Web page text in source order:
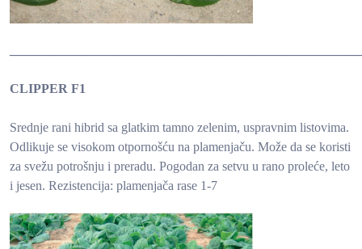
CLIPPER F1
Srednje rani hibrid sa glatkim tamno zelenim, uspravnim listovima.
Odlikuje se visokom otpornošću na plamenjaču. Može da se koristi
za svežu potrošnju i preradu. Pogodan za setvu u rano proleće, leto
i jesen. Rezistencija: plamenjača rase 1-7